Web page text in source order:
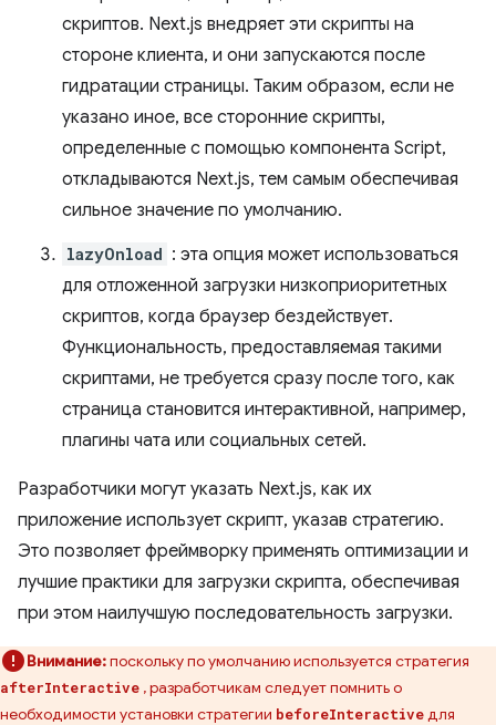
скриптов. Next.js внедряет эти скрипты на
стороне клиента, и они запускаются после
гидратации страницы. Таким образом, если не
указано иное, все сторонние скрипты,
определенные с помощью компонента Script,
откладываются Next.js, тем самым обеспечивая
сильное значение по умолчанию.
lazyOnload : эта опция может использоваться
для отложенной загрузки низкоприоритетных
скриптов, когда браузер бездействует.
Функциональность, предоставляемая такими
скриптами, не требуется сразу после того, как
страница становится интерактивной, например,
плагины чата или социальных сетей.
Разработчики могут указать Next.js, как их
приложение использует скрипт, указав стратегию.
Это позволяет фреймворку применять оптимизации и
лучшие практики для загрузки скрипта, обеспечивая
при этом наилучшую последовательность загрузки.
Внимание:поскольку по умолчанию используется стратегия
afterInteractive , разработчикам следует помнить о
необходимости установки стратегии beforeInteractiveдля